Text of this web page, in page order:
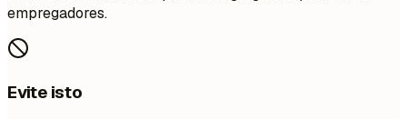
empregadores.
Evite isto